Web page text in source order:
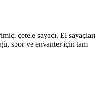
çetele sayacı. El sayaçları
spor ve envanter için tam